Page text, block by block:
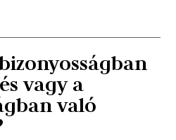
vagy a
való